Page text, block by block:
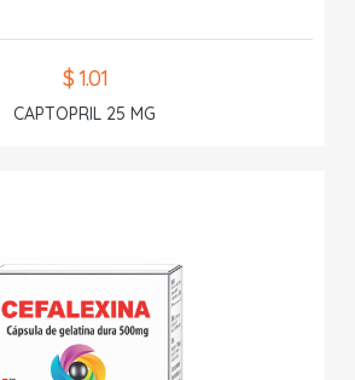
$ 1.01
CAPTOPRIL 25 MG